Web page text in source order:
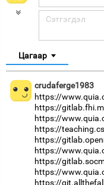
Цагаар
crudaferge1983
https://
https://
https://
https://
https://
https://
https://
https://
https://